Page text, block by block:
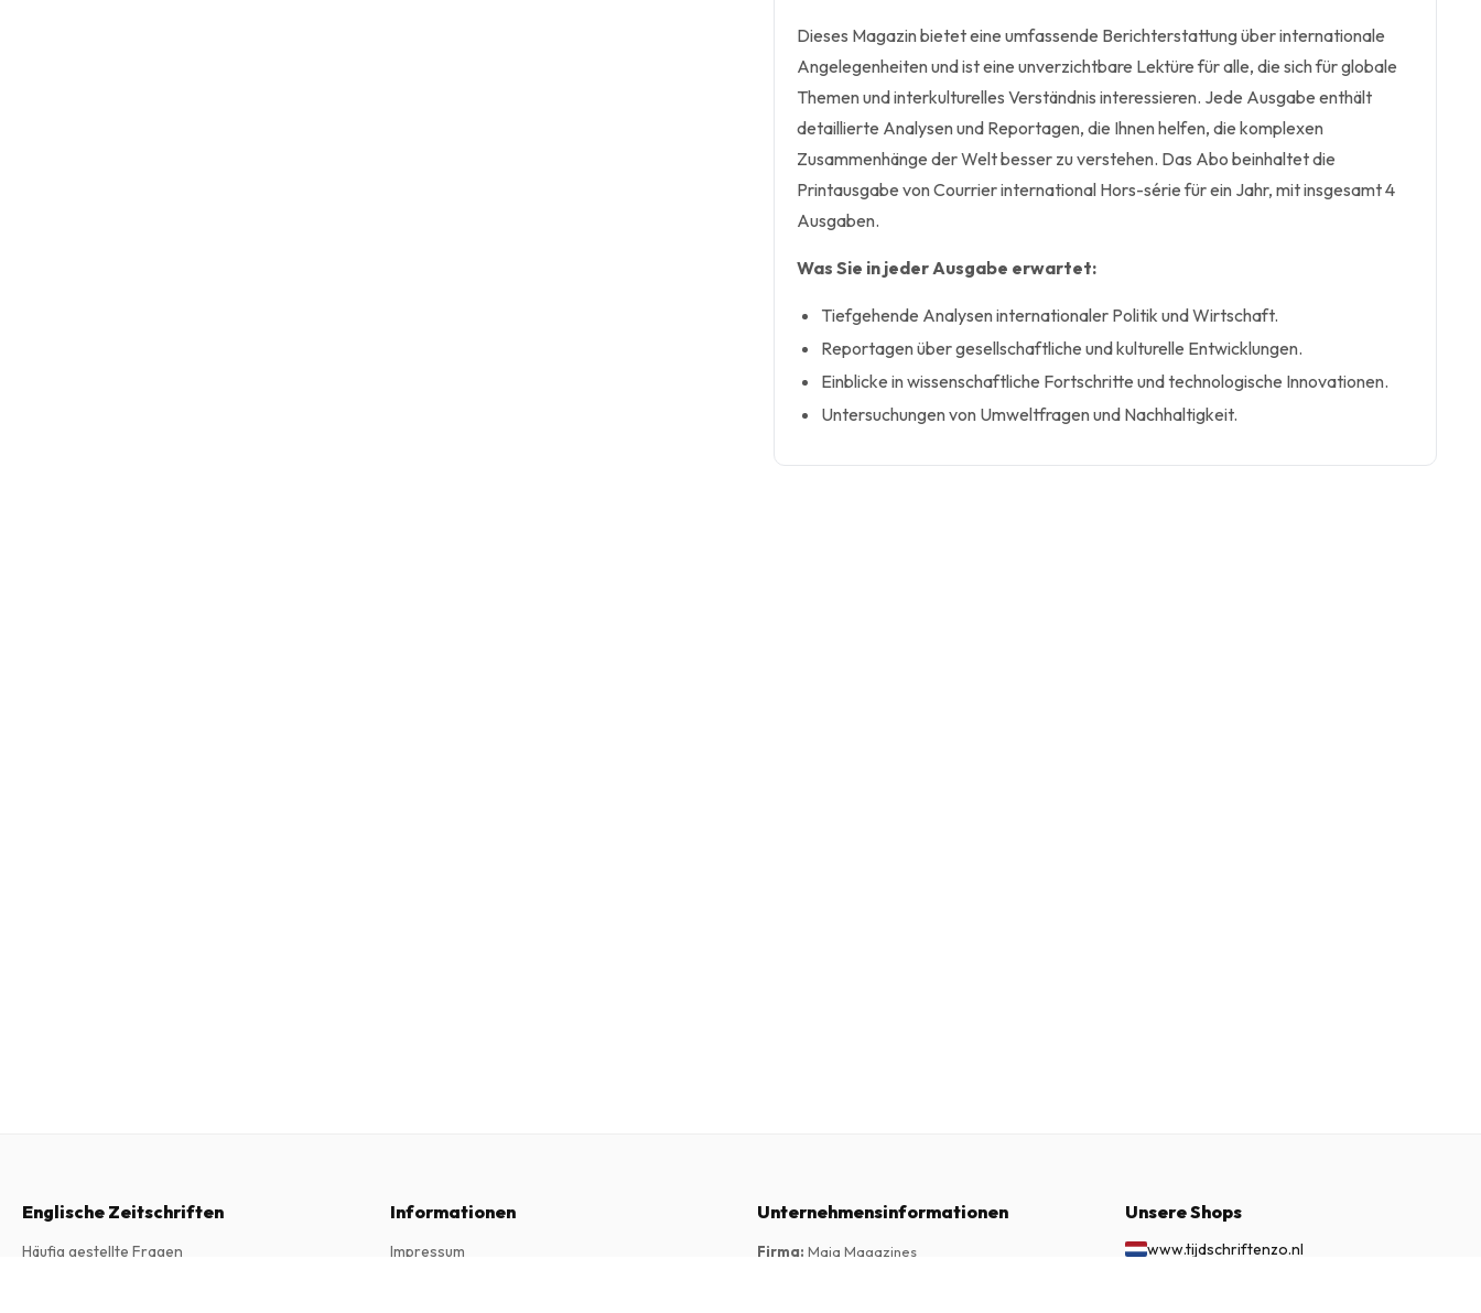
Dieses Magazin bietet eine umfassende Berichterstattung über internationale
Angelegenheiten und ist eine unverzichtbare Lektüre für alle, die sich für globale
Themen und interkulturelles Verständnis interessieren. Jede Ausgabe enthält
detaillierte Analysen und Reportagen, die Ihnen helfen, die komplexen
Zusammenhänge der Welt besser zu verstehen. Das Abo beinhaltet die
Printausgabe von Courrier international Hors-série für ein Jahr, mit insgesamt 4
Ausgaben.
Was Sie in jeder Ausgabe erwartet:
Tiefgehende Analysen internationaler Politik und Wirtschaft.
Reportagen über gesellschaftliche und kulturelle Entwicklungen.
Einblicke in wissenschaftliche Fortschritte und technologische Innovationen.
Untersuchungen von Umweltfragen und Nachhaltigkeit.
Englische Zeitschriften
Häufig gestellte Fragen
Informationen
Impressum
Unternehmensinformationen
Firma: Maja Magazines
Unsere Shops
www.tijdschriftenzo.nl